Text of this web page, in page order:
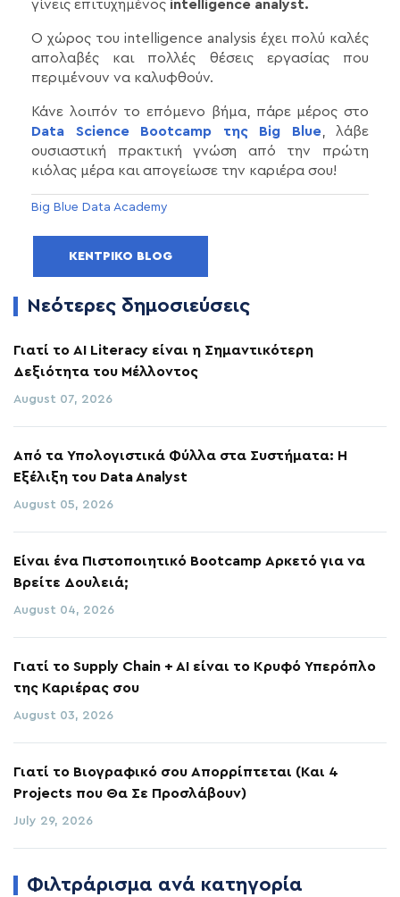
γίνεις επιτυχημένος intelligence analyst.
Ο χώρος του intelligence analysis έχει πολύ καλές
απολαβές και πολλές θέσεις εργασίας που
περιμένουν να καλυφθούν.
Κάνε λοιπόν το επόμενο βήμα, πάρε μέρος στο
Data Science Bootcamp της Big Blue, λάβε
ουσιαστική πρακτική γνώση από την πρώτη
κιόλας μέρα και απογείωσε την καριέρα σου!
Big Blue Data Academy
ΚΕΝΤΡΙΚΌ BLOG
Νεότερες δημοσιεύσεις
Γιατί το AI Literacy είναι η Σημαντικότερη
Δεξιότητα του Μέλλοντος
August 07, 2026
Από τα Υπολογιστικά Φύλλα στα Συστήματα: Η
Εξέλιξη του Data Analyst
August 05, 2026
Είναι ένα Πιστοποιητικό Bootcamp Αρκετό για να
Βρείτε Δουλειά;
August 04, 2026
Γιατί το Supply Chain + AI είναι το Κρυφό Υπερόπλο
της Καριέρας σου
August 03, 2026
Γιατί το Βιογραφικό σου Απορρίπτεται (Και 4
Projects που Θα Σε Προσλάβουν)
July 29, 2026
Φιλτράρισμα ανά κατηγορία